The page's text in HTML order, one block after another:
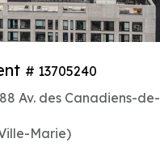
# 13705240
Av. des Canadiens-de-
Marie)